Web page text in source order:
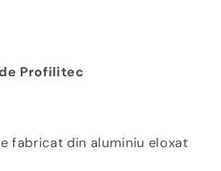
Profilitec
fabricat din aluminiu eloxat